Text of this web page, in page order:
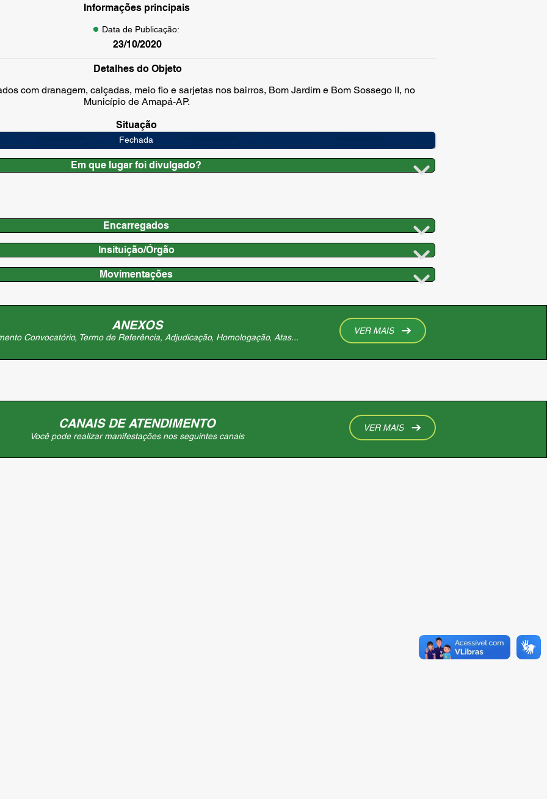
Informações principais
Data de Publicação:
23/10/2020
Detalhes do Objeto
com dranagem, calçadas, meio fio e sarjetas nos bairros, Bom Jardim e Bom Sossego II, no
Município de Amapá-AP.
Situação
Fechada
Em que lugar foi divulgado?
Encarregados
Insituição/Órgão
Movimentações
ANEXOS
Convocatório, Termo de Referência, Adjudicação, Homologação, Atas...
VER MAIS
CANAIS DE ATENDIMENTO
Você pode realizar manifestações nos seguintes canais
VER MAIS